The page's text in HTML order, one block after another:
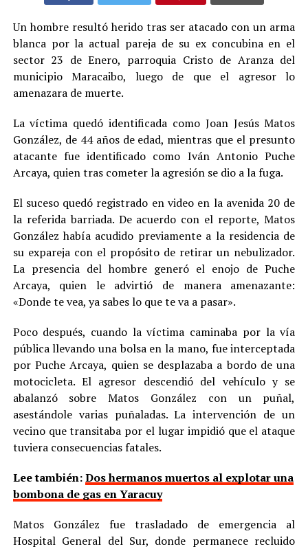
Un hombre resultó herido tras ser atacado con un arma
blanca por la actual pareja de su ex concubina en el
sector 23 de Enero, parroquia Cristo de Aranza del
municipio Maracaibo, luego de que el agresor lo
amenazara de muerte.
La víctima quedó identificada como Joan Jesús Matos
González, de 44 años de edad, mientras que el presunto
atacante fue identificado como Iván Antonio Puche
Arcaya, quien tras cometer la agresión se dio a la fuga.
El suceso quedó registrado en video en la avenida 20 de
la referida barriada. De acuerdo con el reporte, Matos
González había acudido previamente a la residencia de
su expareja con el propósito de retirar un nebulizador.
La presencia del hombre generó el enojo de Puche
Arcaya, quien le advirtió de manera amenazante:
«Donde te vea, ya sabes lo que te va a pasar».
Poco después, cuando la víctima caminaba por la vía
pública llevando una bolsa en la mano, fue interceptada
por Puche Arcaya, quien se desplazaba a bordo de una
motocicleta. El agresor descendió del vehículo y se
abalanzó sobre Matos González con un puñal,
asestándole varias puñaladas. La intervención de un
vecino que transitaba por el lugar impidió que el ataque
tuviera consecuencias fatales.
Lee también:Dos hermanos muertos al explotar una
bombona de gas en Yaracuy
Matos González fue trasladado de emergencia al
Hospital General del Sur, donde permanece recluido